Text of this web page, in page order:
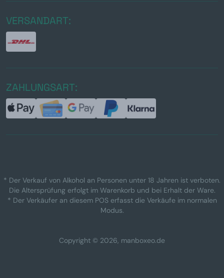
VERSANDART:
ZAHLUNGSART:
* Der Verkauf von Alkohol an Personen unter 18 Jahren ist verboten.
Die Altersprüfung erfolgt im Warenkorb und bei Erhalt der Ware.
* Der Verkäufer an diesem POS erfasst die Verkäufe im normalen
Modus.
Copyright © 2026, manboxeo.de